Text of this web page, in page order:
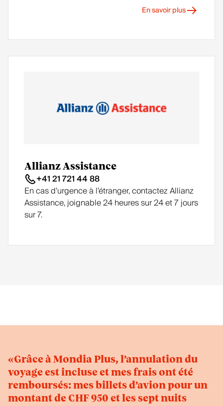
En savoir plus
Allianz Assistance
+41 21 721 44 88
En cas d’urgence à l’étranger, contactez Allianz
Assistance, joignable 24 heures sur 24 et 7 jours
sur 7.
«Grâce à Mondia Plus, l’annulation du
voyage est incluse et mes frais ont été
remboursés: mes billets d’avion pour un
montant de CHF 950 et les sept nuits